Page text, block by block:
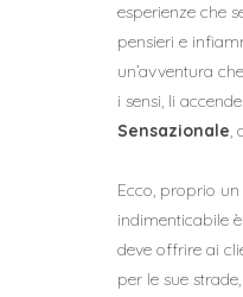
esperienze che
pensieri e
un’avventura
i sensi, li
Sensazionale,
Ecco, proprio
indimenticabile
deve offrire ai
per le sue